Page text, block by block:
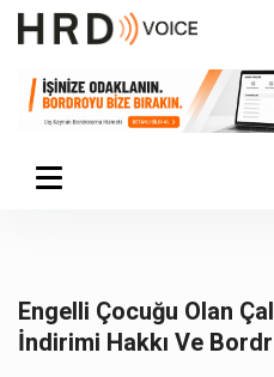
Engelli Çocuğu Olan
İndirimi Hakkı Ve